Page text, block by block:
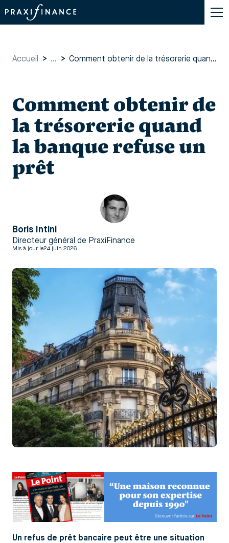
Accueil > ... > Comment obtenir de la trésorerie quand la banque refuse un prêt
Comment obtenir de
la trésorerie quand
la banque refuse un
prêt
Boris Intini
Directeur général de PraxiFinance
Mis à jour le24 juin 2026
Un refus de prêt bancaire peut être une situation